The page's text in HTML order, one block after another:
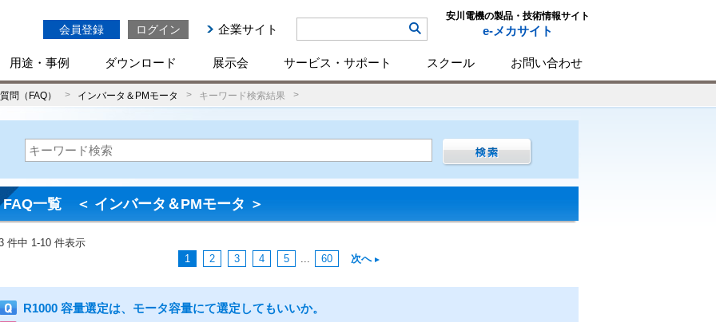
会員登録 ログイン 企業サイト
安川電機の製品・技術情報サイト
e-メカサイト
用途・事例 ダウンロード 展示会 サービス・サポート スクール お問い合わせ
問（FAQ） インバータ＆PMモータ キーワード検索結果
FAQ一覧 ＜ インバータ＆PMモータ ＞
件中 1-10 件表示
1
2 3 4 5 ... 60 次へ
R1000 容量選定は、モータ容量にて選定してもいいか。